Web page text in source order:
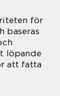
för
baseras
löpande
att fatta